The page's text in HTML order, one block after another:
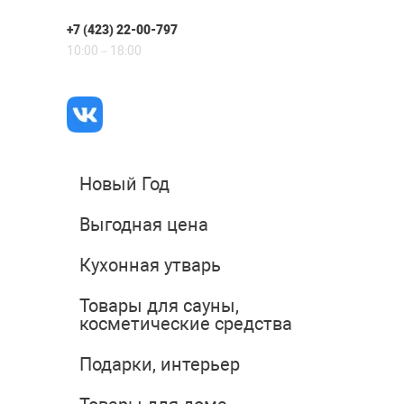
+7 (423) 22-00-797
10:00 – 18:00
Новый Год
Выгодная цена
Кухонная утварь
Товары для сауны,
косметические средства
Подарки, интерьер